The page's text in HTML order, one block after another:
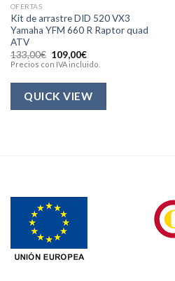
OFERTAS
Kit de arrastre DID 520 VX3
Yamaha YFM 660 R Raptor quad
ATV
133,00€ El
precio
era:
133,00€.
109,00€El
precio
es:
109,00€.
Precios con IVA incluido.
QUICK VIEW